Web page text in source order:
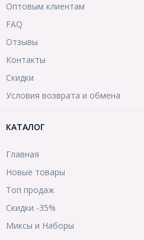
Оптовым клиентам
FAQ
Отзывы
Контакты
Скидки
Условия возврата и обмена
КАТАЛОГ
Главная
Новые товары
Топ продаж
Скидки -35%
Миксы и Наборы